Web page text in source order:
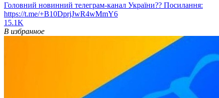
Головний новинний телеграм-канал України?? Посилання:
https://t.me/+B10DprjJwR4wMmY6
15.1K
В избранное